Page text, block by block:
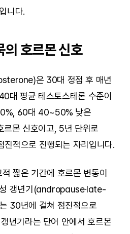
니다.
호르몬 신호
은 30대 정점 후 매년
대 평균 테스토스테론 수준이
60대 40~50% 낮은
르몬 신호이고, 5년 단위로
진적으로 진행되는 자리입니다.
짧은 기간에 호르몬 변동이
갱년기(andropause·late-
30년에 걸쳐 점진적으로
년기라는 단어 안에서 호르몬